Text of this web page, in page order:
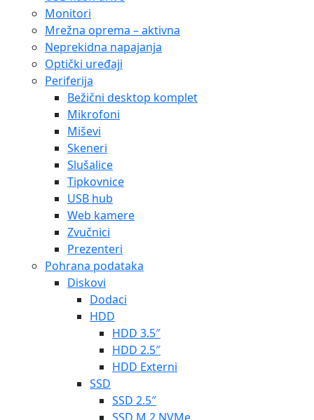
Monitori
Mrežna oprema – aktivna
Neprekidna napajanja
Optički uređaji
Periferija
Bežični desktop komplet
Mikrofoni
Miševi
Skeneri
Slušalice
Tipkovnice
USB hub
Web kamere
Zvučnici
Prezenteri
Pohrana podataka
Diskovi
Dodaci
HDD
HDD 3.5″
HDD 2.5″
HDD Externi
SSD
SSD 2.5″